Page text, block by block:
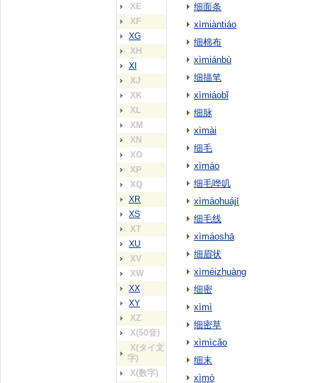
XE
XF
XG
XH
XI
XJ
XK
XL
XM
XN
XO
XP
XQ
XR
XS
XT
XU
XV
XW
XX
XY
XZ
X(50音)
X(タイ文
字)
X(数字)
细面条
xìmiàntiáo
细棉布
xìmiánbù
细描笔
xìmiáobǐ
细脉
xìmài
细毛
xìmáo
细毛哗叽
xìmáohuájī
细毛线
xìmáoshā
细眉状
xìméizhuàng
细密
xìmì
细密草
xìmìcǎo
细末
xìmò